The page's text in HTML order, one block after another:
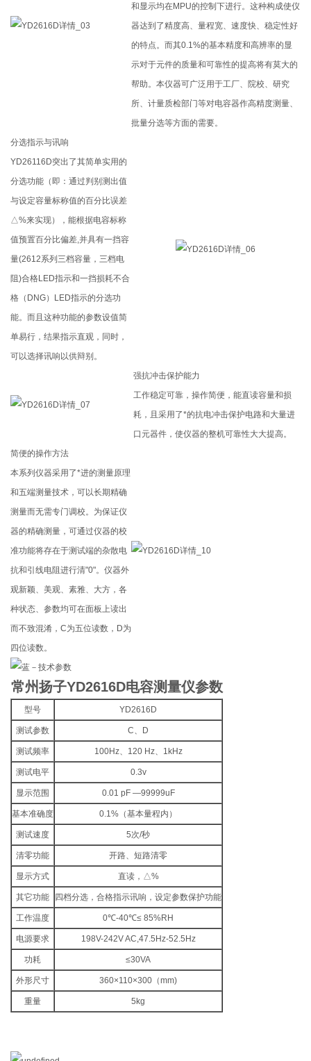
和显示均在MPU的控制下进行。这种构成使仪
器达到了精度高、量程宽、速度快、稳定性好
的特点。而其0.1%的基本精度和高辨率的显
示对于元件的质量和可靠性的提高将有莫大的
帮助。本仪器可广泛用于工厂、院校、研究
所、计量质检部门等对电容器作高精度测量、
批量分选等方面的需要。
分选指示与讯响
YD26116D突出了其简单实用的
分选功能（即：通过判别测出值
与设定容量标称值的百分比误差
△%来实现），能根据电容标称
值预置百分比偏差,并具有一挡容
量(2612系列三档容量，三档电
阻)合格LED指示和一挡损耗不合
格（DNG）LED指示的分选功
能。而且这种功能的参数设值简
单易行，结果指示直观，同时，
可以选择讯响以供辩别。
强抗冲击保护能力
工作稳定可靠，操作简便，能直读容量和损
耗，且采用了*的抗电冲击保护电路和大量进
口元器件，使仪器的整机可靠性大大提高。
简便的操作方法
本系列仪器采用了*进的测量原理
和五端测量技术，可以长期精确
测量而无需专门调校。为保证仪
器的精确测量，可通过仪器的校
准功能将存在于测试端的杂散电
抗和引线电阻进行清"0"。仪器外
观新颖、美观、素雅、大方，各
种状态、参数均可在面板上读出
而不致混淆，C为五位读数，D为
四位读数。
常州扬子YD2616D电容测量仪参数
型号 YD2616D
测试参数 C、D
测试频率 100Hz、120 Hz、1kHz
测试电平 0.3v
显示范围 0.01 pF —99999uF
基本准确度 0.1%（基本量程内）
测试速度 5次/秒
清零功能 开路、短路清零
显示方式 直读，△%
其它功能 四档分选，合格指示讯响，设定参数保护功能
工作温度 0℃-40℃≤ 85%RH
电源要求 198V-242V AC,47.5Hz-52.5Hz
功耗 ≤30VA
外形尺寸 360×110×300（mm)
重量 5kg